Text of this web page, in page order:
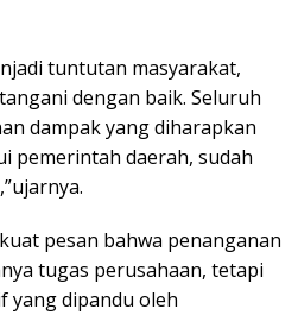
tuntutan masyarakat,
dengan baik. Seluruh
dampak yang diharapkan
pemerintah daerah, sudah
pesan bahwa penanganan
tugas perusahaan, tetapi
yang dipandu oleh